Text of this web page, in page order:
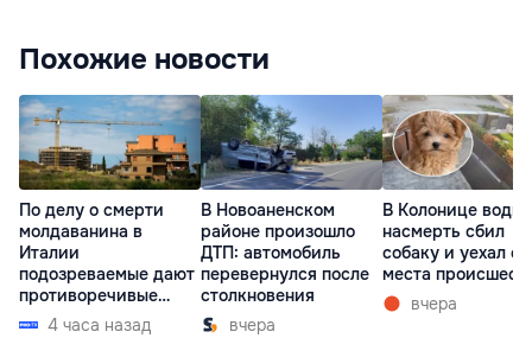
Похожие новости
По делу о смерти
молдаванина в
Италии
подозреваемые дают
противоречивые
показания
4 часа назад
В Новоаненском
районе произошло
ДТП: автомобиль
перевернулся после
столкновения
вчера
В Колонице
насмерть сбил
собаку и уехал с
места
вчера